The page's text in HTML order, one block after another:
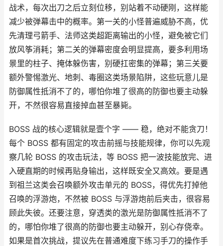
战术，每次出刀之后立刻位移，别站着不动硬刚，这样能
减少被弹幕击中的概率。第一关的小怪普遍威胁不高，优
先清理弓箭手、法师这类超距离输出的小怪，避免被它们
放风筝消耗；第二关的弹幕密度会明显提高，要多利用场
景里的柱子、掩体躲伤害，别硬扛密集的弹幕；第三关要
额外警惕激光、地刺、毒圈这类场景陷阱，这些玩意儿是
防御属性抵消不了的，哪怕你堆了很高的防御也要主动躲
开，不然很容易直接掉血甚至暴毙。
BOSS 战的核心逻辑就是壹个字 —— 稳，绝对不能贪刀！
每个 BOSS 都有固定的攻击前摇与技能规律，你可以先观
察几轮 BOSS 的攻击玩法，等 BOSS 把一波技能放完、进
入硬直期的时候再贴身输出，这样既安全又高效。要是遇
到祖兰这类会召唤额外攻击单元的 BOSS，得优先打掉他
召唤的浮游炮，不然被 BOSS 与浮游炮前后夹击，很容易
顾此失彼。还要注意，穿透类的激光是防御属性抵消不了
的，哪怕你堆了很高的防御也要主动躲开，别心存侥幸。
如果是首次挑战，提议先在普通难度下练习手刀的操作手